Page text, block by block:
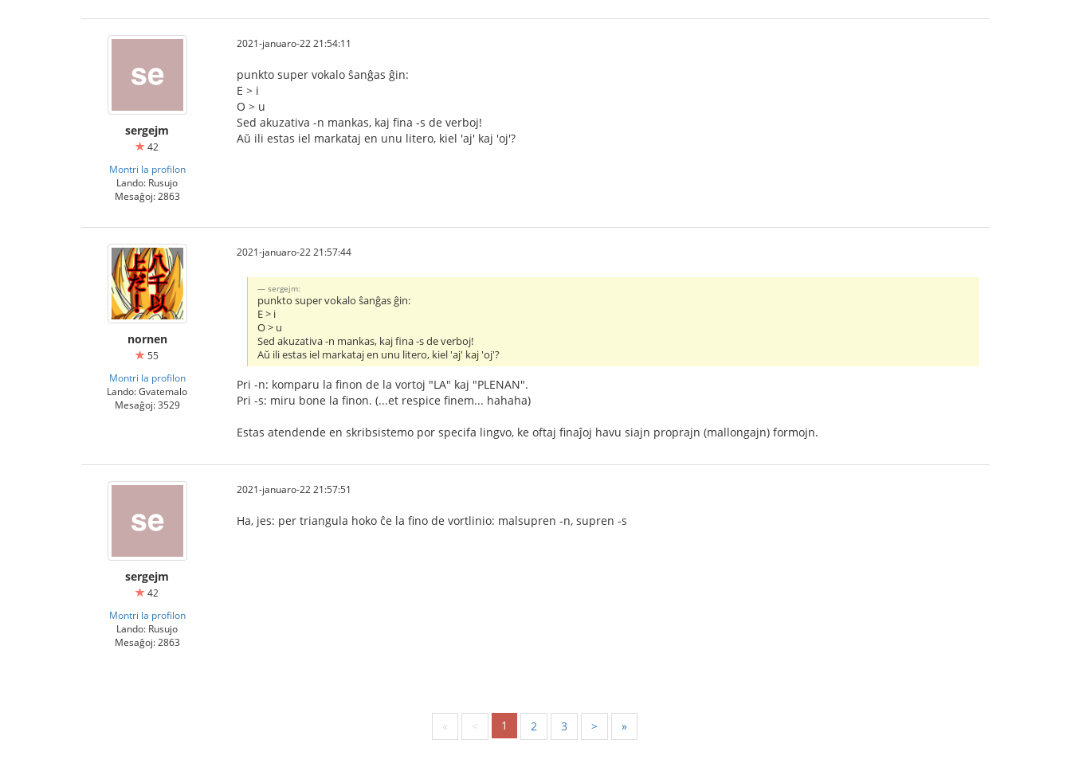
sergejm
42
Montri la profilon
Lando: Rusujo
Mesaĝoj: 2863
2021-januaro-22 21:54:11
punkto super vokalo ŝanĝas ĝin:
E > i
O > u
Sed akuzativa -n mankas, kaj fina -s de verboj!
Aŭ ili estas iel markataj en unu litero, kiel 'aj' kaj 'oj'?
nornen
55
Montri la profilon
Lando: Gvatemalo
Mesaĝoj: 3529
2021-januaro-22 21:57:44
sergejm:
punkto super vokalo ŝanĝas ĝin:
E > i
O > u
Sed akuzativa -n mankas, kaj fina -s de verboj!
Aŭ ili estas iel markataj en unu litero, kiel 'aj' kaj 'oj'?
Pri -n: komparu la finon de la vortoj "LA" kaj "PLENAN".
Pri -s: miru bone la finon. (...et respice finem... hahaha)
Estas atendende en skribsistemo por specifa lingvo, ke oftaj finaĵoj havu siajn proprajn (mallongajn) formojn.
sergejm
42
Montri la profilon
Lando: Rusujo
Mesaĝoj: 2863
2021-januaro-22 21:57:51
Ha, jes: per triangula hoko ĉe la fino de vortlinio: malsupren -n, supren -s
« < 1 2 3 > »